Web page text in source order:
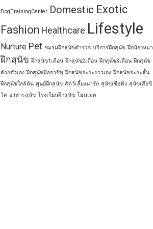
DogTrainingCenter Domestic Exotic
Fashion Healthcare Lifestyle
Nurture Pet ชมรมฝึกสุนัขตำรวจ บริการฝึกสุนัข ฝึกน้องหมา
ฝึกสุนัข ฝึกสุนัข1เดือน ฝึกสุนัข2เดือน ฝึกสุนัข3เดือน ฝึกสุนัข
ด้วยตัวเอง ฝึกสุนัขมืออาชีพ ฝึกสุนัขระยะยาวเอง ฝึกสุนัขระยะสั้น
ฝึกสุนัขใกล้ฉัน ศูนย์ฝึกสุนัข สัตว์เลี้ยงน่ารัก สุนัขเชื่อฟัง สุนัขเสียขี
วิต อาหารสุนัข โรงเรียนฝึกสุนัข โฮมเมด